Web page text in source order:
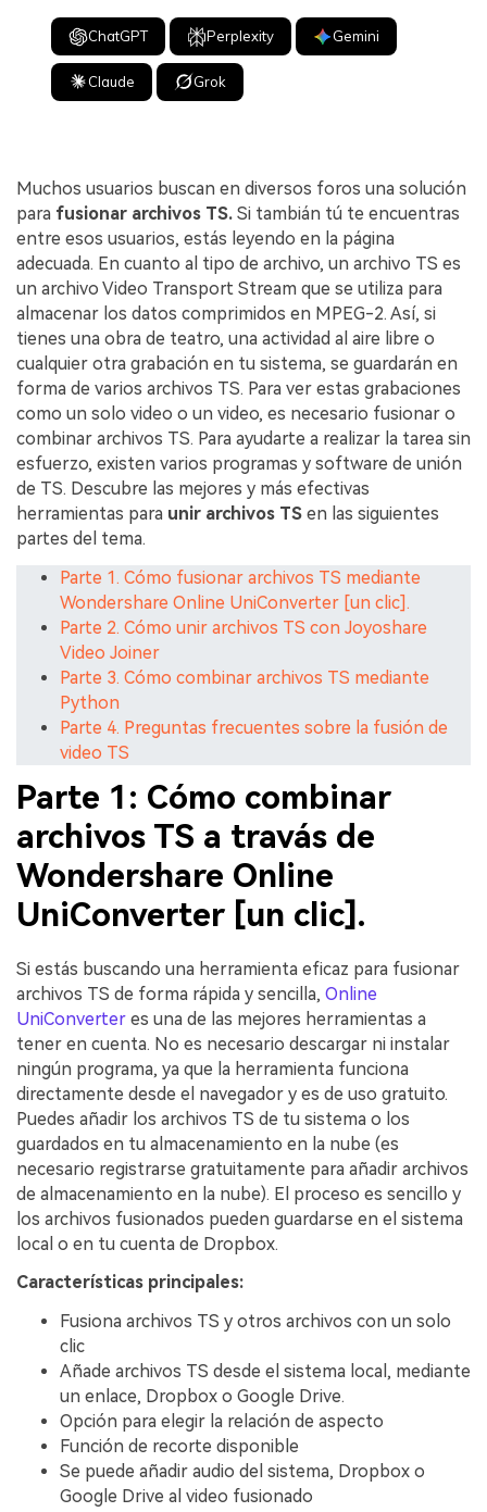
ChatGPT Perplexity Gemini
Claude Grok
Muchos usuarios buscan en diversos foros una solución
para fusionar archivos TS. Si tambián tú te encuentras
entre esos usuarios, estás leyendo en la página
adecuada. En cuanto al tipo de archivo, un archivo TS es
un archivo Video Transport Stream que se utiliza para
almacenar los datos comprimidos en MPEG-2. Así, si
tienes una obra de teatro, una actividad al aire libre o
cualquier otra grabación en tu sistema, se guardarán en
forma de varios archivos TS. Para ver estas grabaciones
como un solo video o un video, es necesario fusionar o
combinar archivos TS. Para ayudarte a realizar la tarea sin
esfuerzo, existen varios programas y software de unión
de TS. Descubre las mejores y más efectivas
herramientas para unir archivos TS en las siguientes
partes del tema.
Parte 1. Cómo fusionar archivos TS mediante
Wondershare Online UniConverter [un clic].
Parte 2. Cómo unir archivos TS con Joyoshare
Video Joiner
Parte 3. Cómo combinar archivos TS mediante
Python
Parte 4. Preguntas frecuentes sobre la fusión de
video TS
Parte 1: Cómo combinar
archivos TS a travás de
Wondershare Online
UniConverter [un clic].
Si estás buscando una herramienta eficaz para fusionar
archivos TS de forma rápida y sencilla, Online
UniConverter es una de las mejores herramientas a
tener en cuenta. No es necesario descargar ni instalar
ningún programa, ya que la herramienta funciona
directamente desde el navegador y es de uso gratuito.
Puedes añadir los archivos TS de tu sistema o los
guardados en tu almacenamiento en la nube (es
necesario registrarse gratuitamente para añadir archivos
de almacenamiento en la nube). El proceso es sencillo y
los archivos fusionados pueden guardarse en el sistema
local o en tu cuenta de Dropbox.
Características principales:
Fusiona archivos TS y otros archivos con un solo
clic
Añade archivos TS desde el sistema local, mediante
un enlace, Dropbox o Google Drive.
Opción para elegir la relación de aspecto
Función de recorte disponible
Se puede añadir audio del sistema, Dropbox o
Google Drive al video fusionado